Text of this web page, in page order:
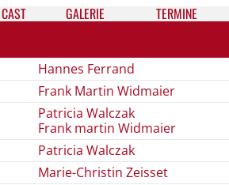
CAST GALE­RIE TER­MI­NE
Hannes Ferrand
Frank Martin Widmaier
Patricia Walczak
Frank martin Widmaier
Patricia Walczak
Marie-Christin Zeisset